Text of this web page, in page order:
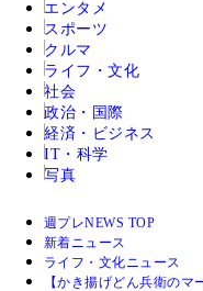
エンタメ
スポーツ
クルマ
ライフ・文化
社会
政治・国際
経済・ビジネス
IT・科学
写真
週プレNEWS TOP
新着ニュース
ライフ・文化ニュース
【かき揚げどん兵衛の